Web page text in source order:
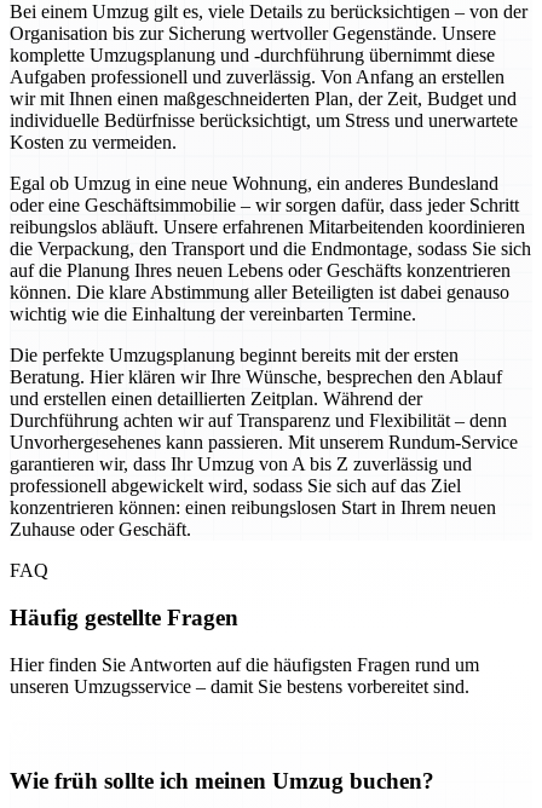
Bei einem Umzug gilt es, viele Details zu berücksichtigen – von der
Organisation bis zur Sicherung wertvoller Gegenstände. Unsere
komplette Umzugsplanung und -durchführung übernimmt diese
Aufgaben professionell und zuverlässig. Von Anfang an erstellen
wir mit Ihnen einen maßgeschneiderten Plan, der Zeit, Budget und
individuelle Bedürfnisse berücksichtigt, um Stress und unerwartete
Kosten zu vermeiden.
Egal ob Umzug in eine neue Wohnung, ein anderes Bundesland
oder eine Geschäftsimmobilie – wir sorgen dafür, dass jeder Schritt
reibungslos abläuft. Unsere erfahrenen Mitarbeitenden koordinieren
die Verpackung, den Transport und die Endmontage, sodass Sie sich
auf die Planung Ihres neuen Lebens oder Geschäfts konzentrieren
können. Die klare Abstimmung aller Beteiligten ist dabei genauso
wichtig wie die Einhaltung der vereinbarten Termine.
Die perfekte Umzugsplanung beginnt bereits mit der ersten
Beratung. Hier klären wir Ihre Wünsche, besprechen den Ablauf
und erstellen einen detaillierten Zeitplan. Während der
Durchführung achten wir auf Transparenz und Flexibilität – denn
Unvorhergesehenes kann passieren. Mit unserem Rundum-Service
garantieren wir, dass Ihr Umzug von A bis Z zuverlässig und
professionell abgewickelt wird, sodass Sie sich auf das Ziel
konzentrieren können: einen reibungslosen Start in Ihrem neuen
Zuhause oder Geschäft.
FAQ
Häufig gestellte Fragen
Hier finden Sie Antworten auf die häufigsten Fragen rund um
unseren Umzugsservice – damit Sie bestens vorbereitet sind.
Wie früh sollte ich meinen Umzug buchen?